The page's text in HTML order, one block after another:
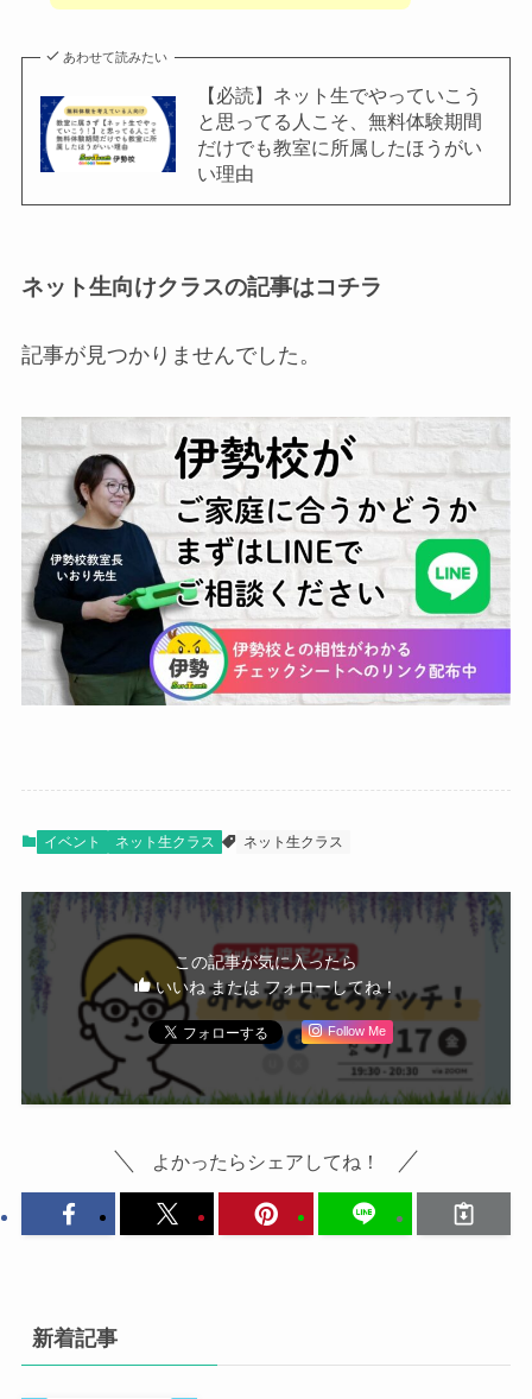
あわせて読みたい
【必読】ネット生でやっていこう
と思ってる人こそ、無料体験期間
だけでも教室に所属したほうがい
い理由
ネット生向けクラスの記事はコチラ
記事が見つかりませんでした。
イベント ネット生クラス ネット生クラス
この記事が気に入ったら
いいね または フォローしてね！
Follow Me
よかったらシェアしてね！
新着記事